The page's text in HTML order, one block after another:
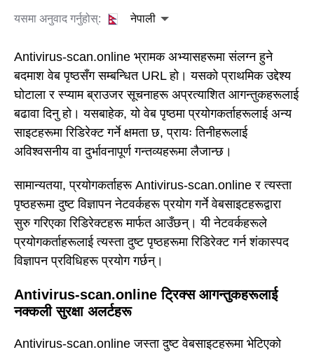
यसमा अनुवाद गर्नुहोस्: नेपाली
Antivirus-scan.online भ्रामक अभ्यासहरूमा संलग्न हुने
बदमाश वेब पृष्ठसँग सम्बन्धित URL हो। यसको प्राथमिक उद्देश्य
घोटाला र स्प्याम ब्राउजर सूचनाहरू अप्रत्याशित आगन्तुकहरूलाई
बढावा दिनु हो। यसबाहेक, यो वेब पृष्ठमा प्रयोगकर्ताहरूलाई अन्य
साइटहरूमा रिडिरेक्ट गर्ने क्षमता छ, प्रायः तिनीहरूलाई
अविश्वसनीय वा दुर्भावनापूर्ण गन्तव्यहरूमा लैजान्छ।
सामान्यतया, प्रयोगकर्ताहरू Antivirus-scan.online र त्यस्ता
पृष्ठहरूमा दुष्ट विज्ञापन नेटवर्कहरू प्रयोग गर्ने वेबसाइटहरूद्वारा
सुरु गरिएका रिडिरेक्टहरू मार्फत आउँछन्। यी नेटवर्कहरूले
प्रयोगकर्ताहरूलाई त्यस्ता दुष्ट पृष्ठहरूमा रिडिरेक्ट गर्न शंकास्पद
विज्ञापन प्रविधिहरू प्रयोग गर्छन्।
Antivirus-scan.online ट्रिक्स आगन्तुकहरूलाई
नक्कली सुरक्षा अलर्टहरू
Antivirus-scan.online जस्ता दुष्ट वेबसाइटहरूमा भेटिएको